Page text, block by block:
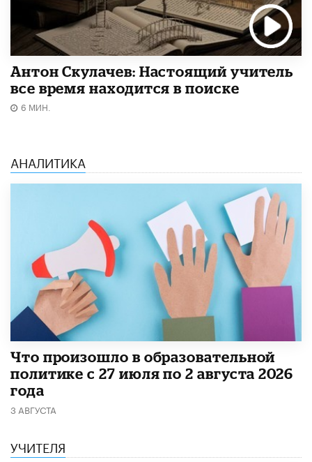
Антон Скулачев: Настоящий учитель
все время находится в поиске
6 МИН.
АНАЛИТИКА
​Что произошло в образовательной
политике с 27 июля по 2 августа 2026
года
3 АВГУСТА
УЧИТЕЛЯ